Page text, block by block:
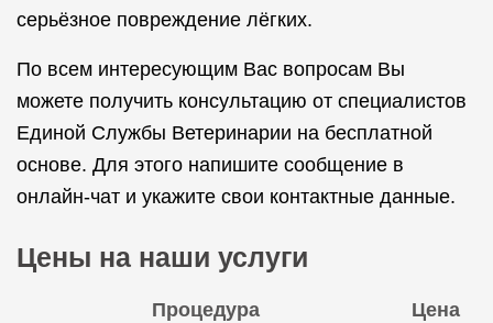
серьёзное повреждение лёгких.
По всем интересующим Вас вопросам Вы
можете получить консультацию от специалистов
Единой Службы Ветеринарии на бесплатной
основе. Для этого напишите сообщение в
онлайн-чат и укажите свои контактные данные.
Цены на наши услуги
Процедура
Цена